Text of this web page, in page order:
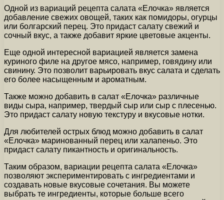
Одной из вариаций рецепта салата «Елочка» является
добавление свежих овощей, таких как помидоры, огурцы
или болгарский перец. Это придаст салату свежий и
сочный вкус, а также добавит яркие цветовые акценты.
Еще одной интересной вариацией является замена
куриного филе на другое мясо, например, говядину или
свинину. Это позволит варьировать вкус салата и сделать
его более насыщенным и ароматным.
Также можно добавить в салат «Елочка» различные
виды сыра, например, твердый сыр или сыр с плесенью.
Это придаст салату новую текстуру и вкусовые нотки.
Для любителей острых блюд можно добавить в салат
«Елочка» маринованный перец или халапеньо. Это
придаст салату пикантность и оригинальность.
Таким образом, вариации рецепта салата «Елочка»
позволяют экспериментировать с ингредиентами и
создавать новые вкусовые сочетания. Вы можете
выбрать те ингредиенты, которые больше всего